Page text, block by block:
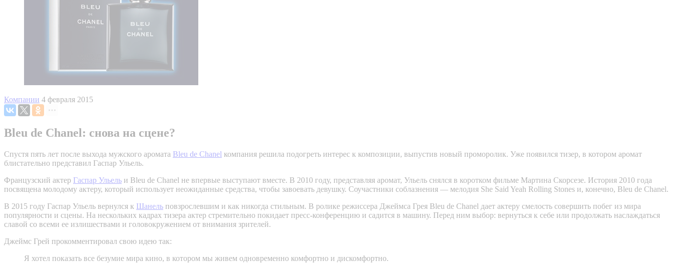
Компании 4 февраля 2015
Bleu de Chanel: снова на сцене?
Спустя пять лет после выхода мужского аромата Bleu de Chanel компания решила подогреть интерес к композиции, выпустив новый проморолик. Уже появился тизер, в котором аромат
блистательно представил Гаспар Ульель.
Французский актер Гаспар Ульель и Bleu de Chanel не впервые выступают вместе. В 2010 году, представляя аромат, Ульель снялся в коротком фильме Мартина Скорсезе. История 2010 года
посвящена молодому актеру, который использует неожиданные средства, чтобы завоевать девушку. Соучастники соблазнения — мелодия She Said Yeah Rolling Stones и, конечно, Bleu de Chanel.
В 2015 году Гаспар Ульель вернулся к Шанель повзрослевшим и как никогда стильным. В ролике режиссера Джеймса Грея Bleu de Chanel дает актеру смелость совершить побег из мира
популярности и сцены. На нескольких кадрах тизера актер стремительно покидает пресс-конференцию и садится в машину. Перед ним выбор: вернуться к себе или продолжать наслаждаться
славой со всеми ее излишествами и головокружением от внимания зрителей.
Джеймс Грей прокомментировал свою идею так:
Я хотел показать все безумие мира кино, в котором мы живем одновременно комфортно и дискомфортно.